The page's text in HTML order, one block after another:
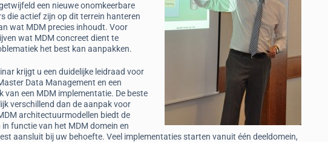
een nieuwe onomkeerbare
die actief zijn op dit terrein hanteren
wat MDM precies inhoudt. Voor
wat MDM concreet dient te
het best kan aanpakken.
krijgt u een duidelijke leidraad voor
Data Management en een
een MDM implementatie. De beste
verschillend dan de aanpak voor
architectuurmodellen biedt de
functie van het MDM domein en
aansluit bij uw behoefte. Veel implementaties starten vanuit één deeldomein,